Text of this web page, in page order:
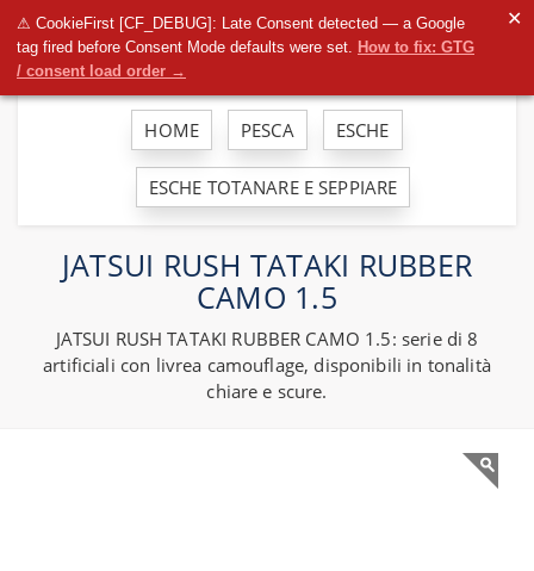
⚠ CookieFirst [CF_DEBUG]: Late Consent detected — a Google
tag fired before Consent Mode defaults were set. How to fix: GTG
/ consent load order →
✕
HOME PESCA ESCHE
ESCHE TOTANARE E SEPPIARE
JATSUI RUSH TATAKI RUBBER
CAMO 1.5
JATSUI RUSH TATAKI RUBBER CAMO 1.5: serie di 8
artificiali con livrea camouflage, disponibili in tonalità
chiare e scure.